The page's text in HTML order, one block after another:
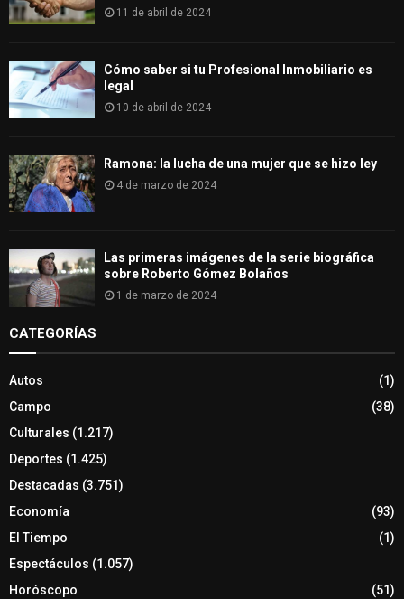
11 de abril de 2024
Cómo saber si tu Profesional Inmobiliario es
legal
10 de abril de 2024
Ramona: la lucha de una mujer que se hizo ley
4 de marzo de 2024
Las primeras imágenes de la serie biográfica
sobre Roberto Gómez Bolaños
1 de marzo de 2024
CATEGORÍAS
Autos
(1)
Campo
(38)
Culturales (1.217)
Deportes (1.425)
Destacadas (3.751)
Economía
(93)
El Tiempo
(1)
Espectáculos (1.057)
Horóscopo
(51)